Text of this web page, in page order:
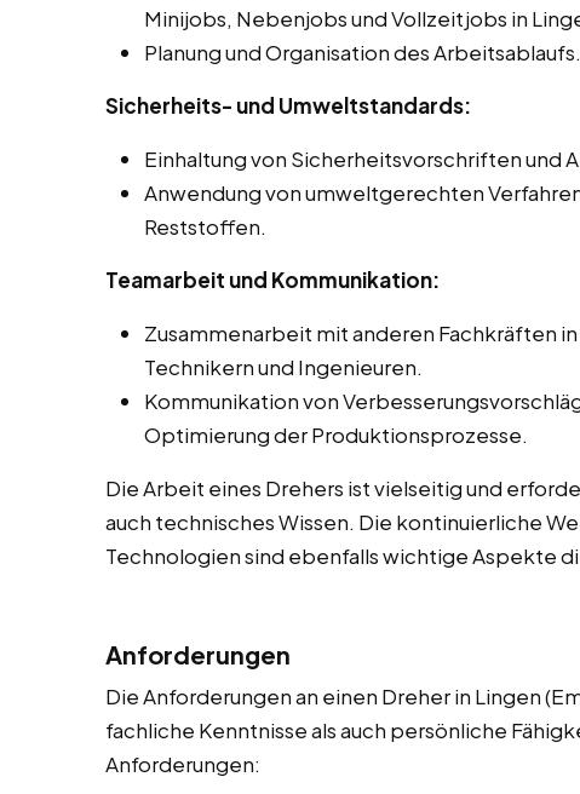
Minijobs, Nebenjobs und Vollzeitjobs in
Planung und Organisation des Arbeitsablaufs.
Sicherheits- und Umweltstandards:
Einhaltung von Sicherheitsvorschriften und
Anwendung von umweltgerechten
Reststoffen.
Teamarbeit und Kommunikation:
Zusammenarbeit mit anderen Fachkräften
Technikern und Ingenieuren.
Kommunikation von
Optimierung der Produktionsprozesse.
Die Arbeit eines Drehers ist vielseitig und
auch technisches Wissen. Die kontinuierliche
Technologien sind ebenfalls wichtige Aspekte
Anforderungen
Die Anforderungen an einen Dreher in Lingen
fachliche Kenntnisse als auch persönliche
Anforderungen: